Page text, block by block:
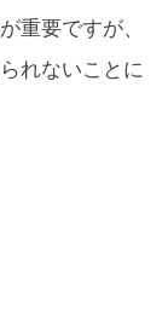
重要ですが、
れないことに